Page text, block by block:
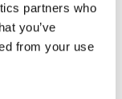
partners who
you’ve
from your use